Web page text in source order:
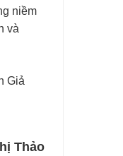
niềm
và
Giả
Thảo